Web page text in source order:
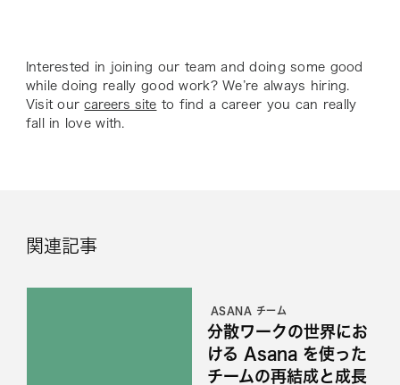
Interested in joining our team and doing some good
while doing really good work? We’re always hiring.
Visit ourcareers site to find a career you can really
fall
in love with.
関連記事
ASANA チーム
分散ワークの世界にお
ける Asana を使った
チームの再結成と成長